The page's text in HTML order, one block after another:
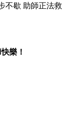
不歇 助師正法救
樂！